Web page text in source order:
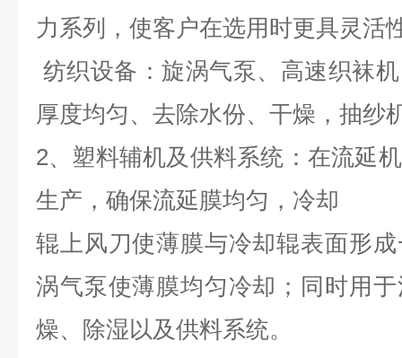
力系列，使客户在选用时更具灵活
纺织设备：旋涡气泵、高速织袜
厚度均匀、去除水份、干燥，抽纱
2、塑料辅机及供料系统：在流延
生产，确保流延膜均匀，冷却
辊上风刀使薄膜与冷却辊表面形
涡气泵使薄膜均匀冷却；同时用
燥、除湿以及供料系统。